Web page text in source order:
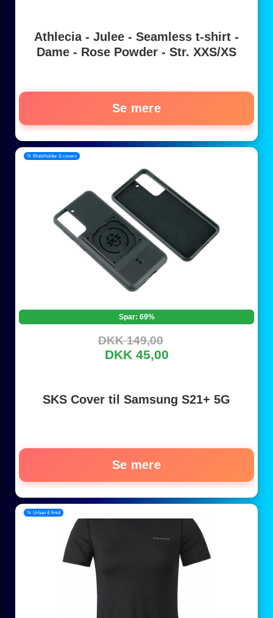
Athlecia - Julee - Seamless t-shirt -
Dame - Rose Powder - Str. XXS/XS
Se mere
📂 Mobilholder & covers
Spar: 69%
DKK 149,00
DKK 45,00
SKS Cover til Samsung S21+ 5G
Se mere
📂 Urban & fritid